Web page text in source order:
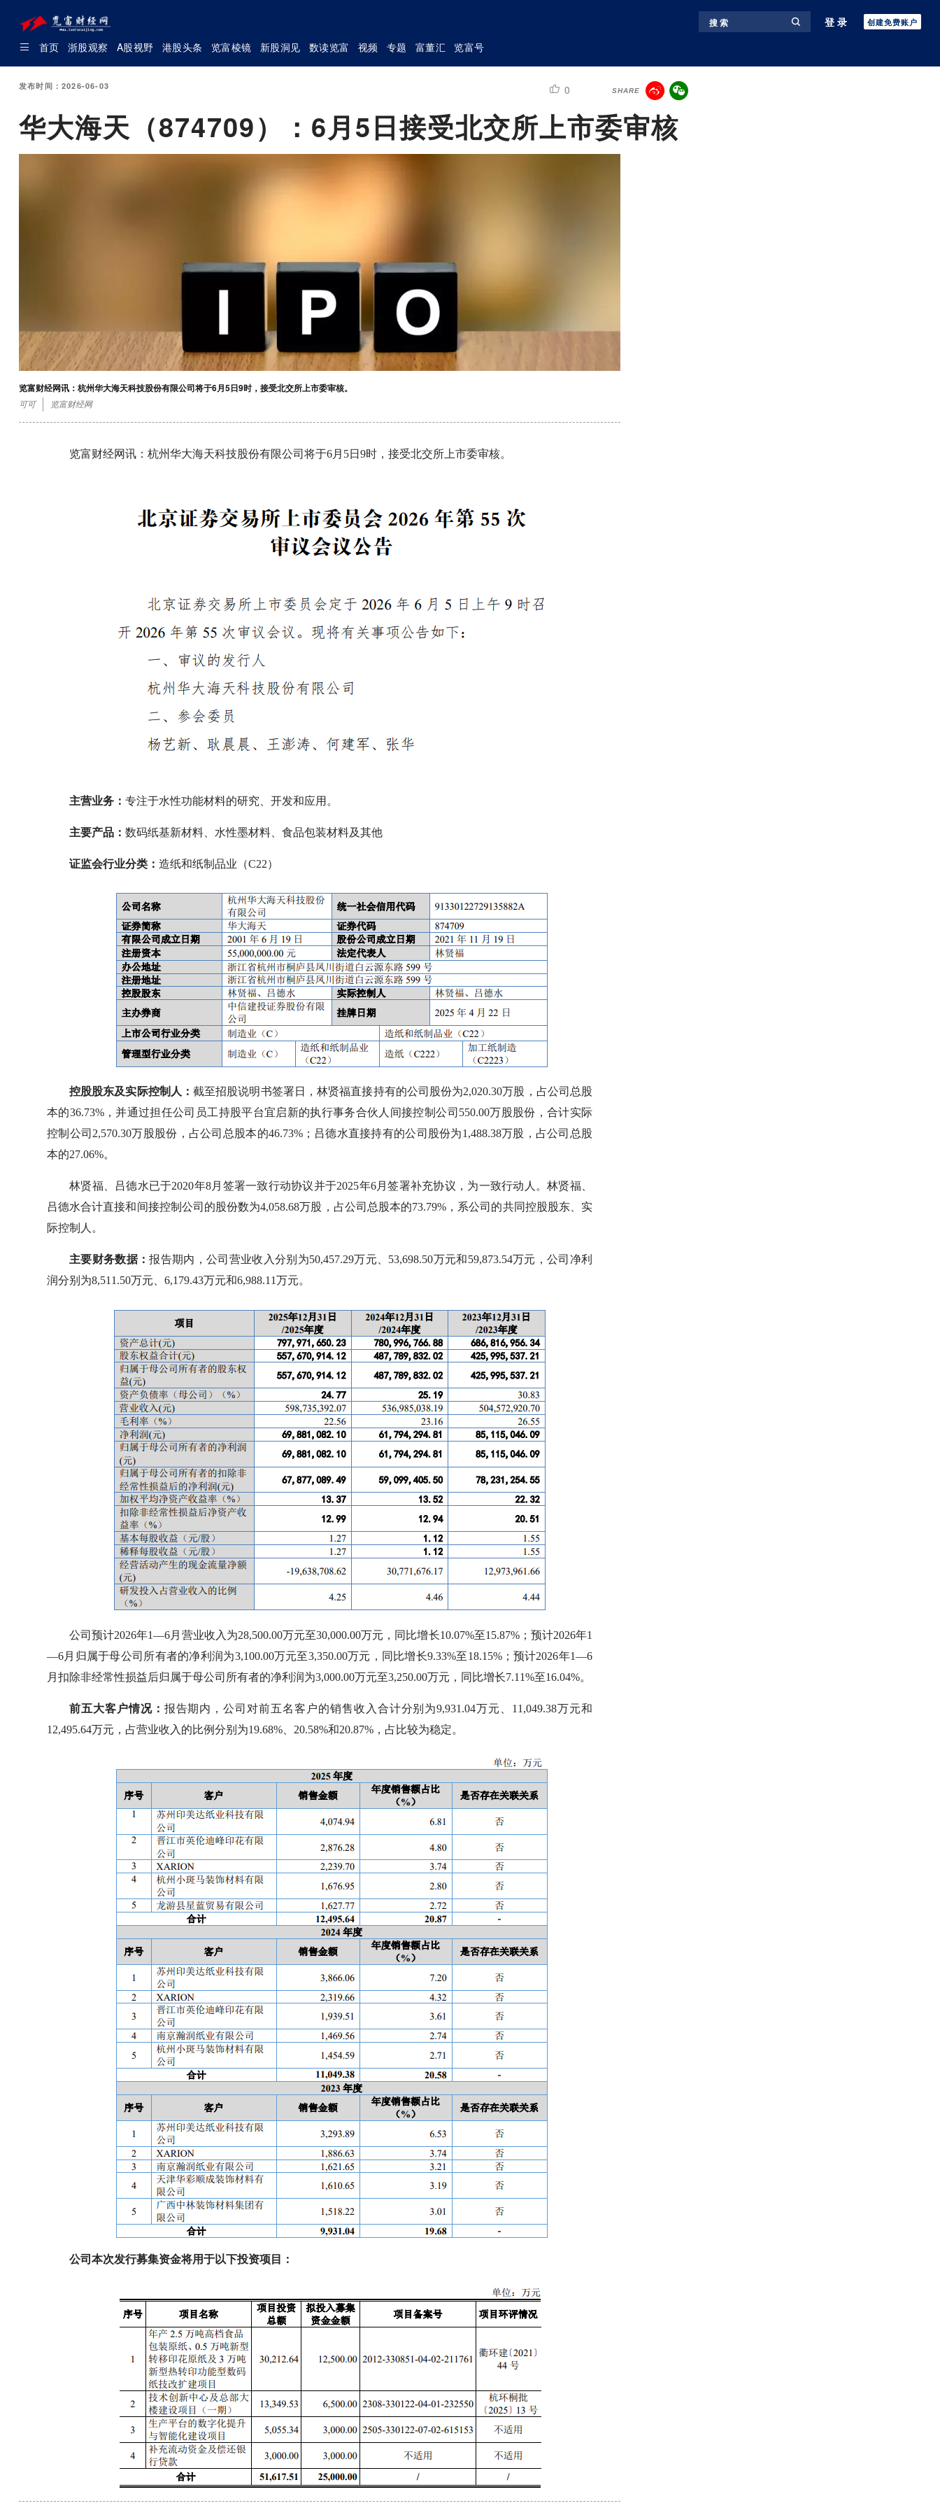
搜 索 登录 创建免费账户
首页 浙股观察 A股视野 港股头条 览富棱镜 新股洞见 数读览富 视频 专题 富董汇 览富号
发布时间：2026-06-03 0 SHARE
华大海天（874709）：6月5日接受北交所上市委审核
览富财经网讯：杭州华大海天科技股份有限公司将于6月5日9时，接受北交所上市委审核。
可可 览富财经网
览富财经网讯：杭州华大海天科技股份有限公司将于6月5日9时，接受北交所上市委审核。
主营业务： 专注于水性功能材料的研究、开发和应用。
主要产品： 数码纸基新材料、水性墨材料、食品包装材料及其他
证监会行业分类： 造纸和纸制品业（C22）
控股股东及实际控制人：截至招股说明书签署日，林贤福直接持有的公司股份为2,020.30万股，占公司总股
本的36.73%，并通过担任公司员工持股平台宜启新的执行事务合伙人间接控制公司550.00万股股份，合计实际
控制公司2,570.30万股股份，占公司总股本的46.73%；吕德水直接持有的公司股份为1,488.38万股，占公司总股
本的27.06%。
林贤福、吕德水已于2020年8月签署一致行动协议并于2025年6月签署补充协议，为一致行动人。林贤福、
吕德水合计直接和间接控制公司的股份数为4,058.68万股，占公司总股本的73.79%，系公司的共同控股股东、实
际控制人。
主要财务数据：报告期内，公司营业收入分别为50,457.29万元、53,698.50万元和59,873.54万元，公司净利
润分别为8,511.50万元、6,179.43万元和6,988.11万元。
公司预计2026年1—6月营业收入为28,500.00万元至30,000.00万元，同比增长10.07%至15.87%；预计2026年1
—6月归属于母公司所有者的净利润为3,100.00万元至3,350.00万元，同比增长9.33%至18.15%；预计2026年1—6
月扣除非经常性损益后归属于母公司所有者的净利润为3,000.00万元至3,250.00万元，同比增长7.11%至16.04%。
前五大客户情况： 报告期内，公司对前五名客户的销售收入合计分别为9,931.04万元、11,049.38万元和
12,495.64万元，占营业收入的比例分别为19.68%、20.58%和20.87%，占比较为稳定。
公司本次发行募集资金将用于以下投资项目：